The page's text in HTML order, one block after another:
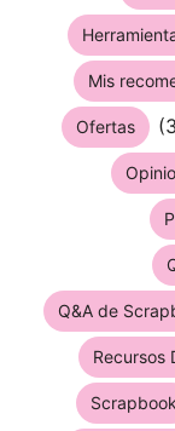
Mis
Ofertas
Q&A de
Recursos
Scrapbook